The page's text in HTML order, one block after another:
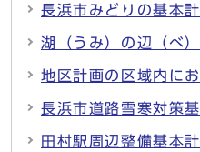
長浜市みどりの基本
湖（うみ）の辺（べ
地区計画の区域内に
長浜市道路雪寒対策
田村駅周辺整備基本